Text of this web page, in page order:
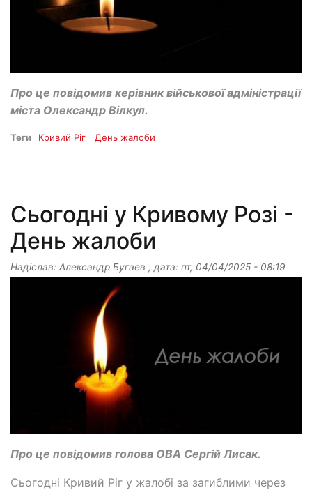
Про це повідомив керівник військової адміністрації
міста Олександр Вілкул.
Теги Кривий Ріг День жалоби
Сьогодні у Кривому Розі -
День жалоби
Надіслав: Александр Бугаев , дата: пт, 04/04/2025 - 08:19
Про це повідомив голова ОВА Сергій Лисак.
Сьогодні Кривий Ріг у жалобі за загиблими через